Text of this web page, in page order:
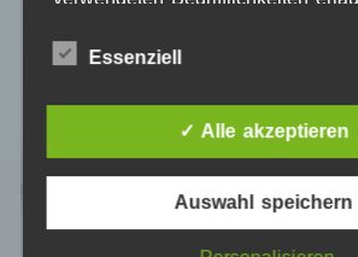
Wir verwenden in dieser
a) personenbezogene
Personenbezogene Daten
Informationen, die sich auf
identifizierte oder
Person (im Folgenden
Essenziell
✓ Alle akzeptieren
Auswahl speichern